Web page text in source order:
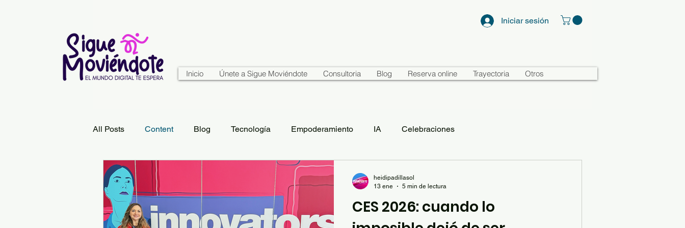
Iniciar sesión
Inicio Únete a Sigue Moviéndote Consultoria Blog Reserva online Trayectoria Otros
All Posts Content Blog Tecnología Empoderamiento IA Celebraciones
CES 2026: cuando lo
heidipadillasol
13 ene
5 min de lectura